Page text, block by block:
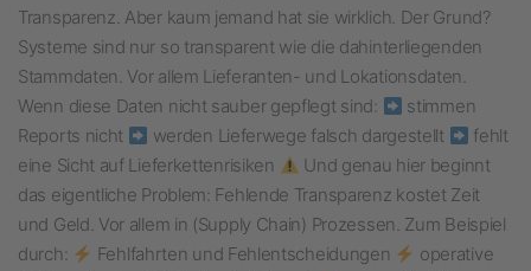
Transparenz. Aber kaum jemand hat sie wirklich. Der Grund?
Systeme sind nur so transparent wie die dahinterliegenden
Stammdaten. Vor allem Lieferanten- und Lokationsdaten.
Wenn diese Daten nicht sauber gepflegt sind:
stimmen
Reports nicht
werden Lieferwege falsch dargestellt
fehlt
eine Sicht auf Lieferkettenrisiken
Und genau hier beginnt
das eigentliche Problem: Fehlende Transparenz kostet Zeit
und Geld. Vor allem in (Supply Chain) Prozessen. Zum Beispiel
durch:
Fehlfahrten und Fehlentscheidungen
operative